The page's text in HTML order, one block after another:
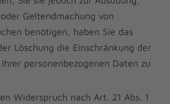
Geltendmachung von
benötigen, haben Sie das
Löschung die Einschränkung der
personenbezogenen Daten zu
Widerspruch nach Art. 21 Abs. 1